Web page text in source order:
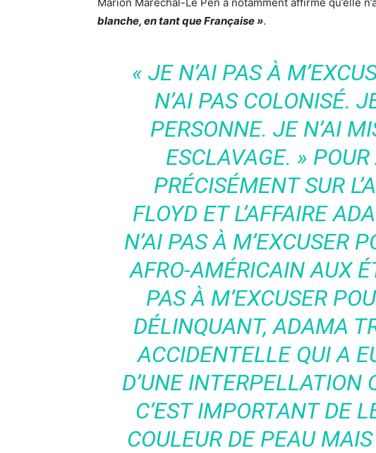
blanche, en tant que Française ».
« JE N’AI PAS À
N’AI PAS COLONISÉ.
PERSONNE. JE N’AI
ESCLAVAGE. »
PRÉCISÉMENT SUR
FLOYD ET L’AFFAIRE
N’AI PAS À M’EXCUSER
AFRO-AMÉRICAIN AUX
PAS À M’EXCUSER
DÉLINQUANT, ADAMA
ACCIDENTELLE QUI A
D’UNE INTERPELLATION
C’EST IMPORTANT DE
COULEUR DE PEAU